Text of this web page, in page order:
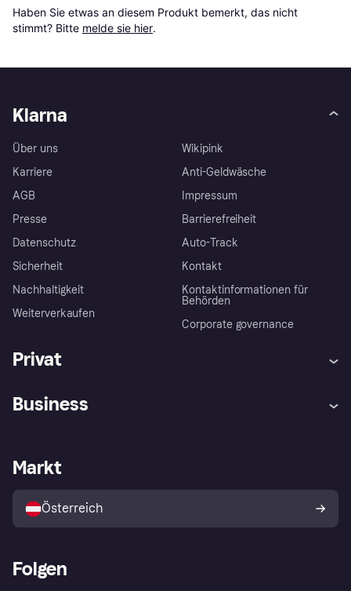
Haben Sie etwas an diesem Produkt bemerkt, das nicht
stimmt? Bitte melde sie hier.
Klarna
Über uns
Karriere
AGB
Presse
Datenschutz
Sicherheit
Nachhaltigkeit
Weiterverkaufen
Wikipink
Anti-Geldwäsche
Impressum
Barrierefreiheit
Auto-Track
Kontakt
Kontaktinformationen für
Behörden
Corporate governance
Privat
Shops entdecken
Business
Händlerportal
Markt
Österreich
Folgen